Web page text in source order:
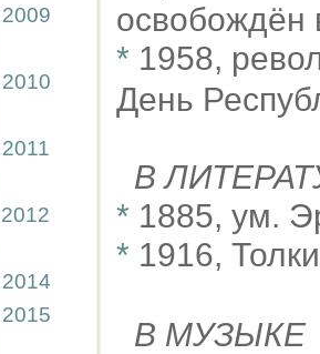
2009
2010
2011
2012
2014
2015
освобождён
* 1958,
День
В
* 1885, ум.
* 1916,
В МУЗЫКЕ